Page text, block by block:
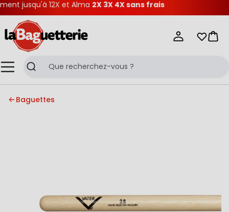
jusqu'à 12X et Alma2X 3X 4X sans frais
MenuRecherche
Mes
Baguettes